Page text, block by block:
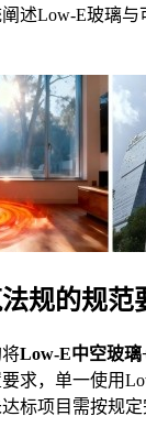
述Low-E玻璃
规的规范
Low-E中空玻
求，单一使用
标项目需按规